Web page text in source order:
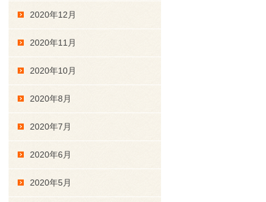
2020年12月
2020年11月
2020年10月
2020年8月
2020年7月
2020年6月
2020年5月